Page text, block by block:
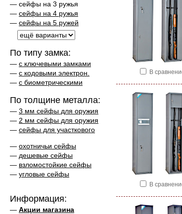
— сейфы на 3 ружья
— сейфы на 4 ружья
— сейфы на 5 ружей
По типу замка:
— с ключевыми замками
— с кодовыми электрон.
— с биометрическими
По толщине металла:
— 3 мм сейфы для оружия
— 2 мм сейфы для оружия
— сейфы для участкового
— охотничьи сейфы
— дешевые сейфы
— взломостойкие сейфы
— угловые сейфы
Информация:
— Акции магазина
В
В